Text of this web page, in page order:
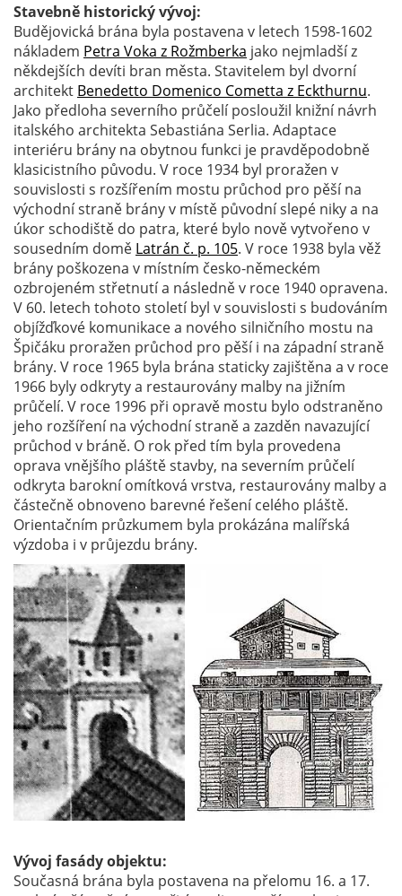
Stavebně historický vývoj:
Budějovická brána byla postavena v letech 1598-1602
nákladem Petra Voka z Rožmberka jako nejmladší z
někdejších devíti bran města. Stavitelem byl dvorní
architekt Benedetto Domenico Cometta z Eckthurnu.
Jako předloha severního průčelí posloužil knižní návrh
italského architekta Sebastiána Serlia. Adaptace
interiéru brány na obytnou funkci je pravděpodobně
klasicistního původu. V roce 1934 byl proražen v
souvislosti s rozšířením mostu průchod pro pěší na
východní straně brány v místě původní slepé niky a na
úkor schodiště do patra, které bylo nově vytvořeno v
sousedním domě Latrán č. p. 105. V roce 1938 byla věž
brány poškozena v místním česko-německém
ozbrojeném střetnutí a následně v roce 1940 opravena.
V 60. letech tohoto století byl v souvislosti s budováním
objížďkové komunikace a nového silničního mostu na
Špičáku proražen průchod pro pěší i na západní straně
brány. V roce 1965 byla brána staticky zajištěna a v roce
1966 byly odkryty a restaurovány malby na jižním
průčelí. V roce 1996 při opravě mostu bylo odstraněno
jeho rozšíření na východní straně a zazděn navazující
průchod v bráně. O rok před tím byla provedena
oprava vnějšího pláště stavby, na severním průčelí
odkryta barokní omítková vrstva, restaurovány malby a
částečně obnoveno barevné řešení celého pláště.
Orientačním průzkumem byla prokázána malířská
výzdoba i v průjezdu brány.
Vývoj fasády objektu:
Současná brána byla postavena na přelomu 16. a 17.